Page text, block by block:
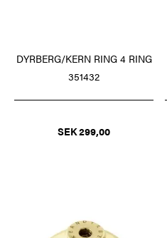
DYRBERG/KERN RING 4 RING
351432
SEK 299,00